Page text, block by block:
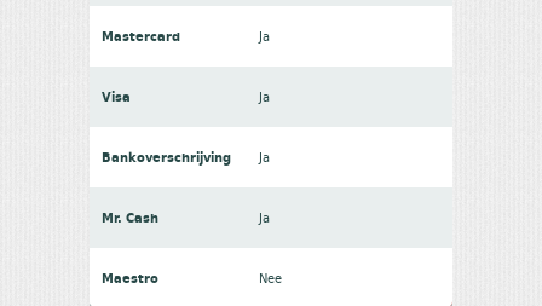
Mastercard Ja
Visa Ja
Bankoverschrijving Ja
Mr. Cash Ja
Maestro Nee